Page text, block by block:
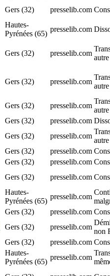
Gers (32) presselib.com
Hautes-
Pyrénées (65)
presselib.com
Gers (32) presselib.com
Gers (32) presselib.com
Gers (32) presselib.com
Gers (32) presselib.com
Gers (32) presselib.com
Gers (32) presselib.com
Gers (32) presselib.com
Gers (32) presselib.com
Hautes-
Pyrénées (65)
presselib.com
Gers (32) presselib.com
Gers (32) presselib.com
non
Gers (32) presselib.com
Hautes-
Pyrénées (65)
presselib.com